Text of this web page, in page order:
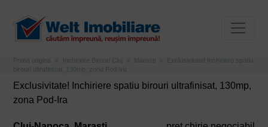
Prima pagina Inchiriere Birouri Cluj Marasti
Exclusivitate! Inchiriere spatiu
birouri ultrafinisat, 130mp, zona Pod-Ira
Exclusivitate! Inchiriere spatiu birouri ultrafinisat, 130mp,
zona Pod-Ira